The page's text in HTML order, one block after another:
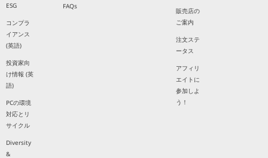
ESG
コンプラ
イアンス
(英語)
投資家向
け情報 (英
語)
PCの環境
対応とリ
サイクル
Diversity
&
FAQs
販売店の
ご案内
注文ステ
ータス
アフィリ
エイトに
参加しよ
う！